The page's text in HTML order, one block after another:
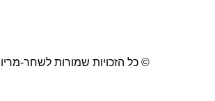
© כל הזכויות שמורות לשחר-